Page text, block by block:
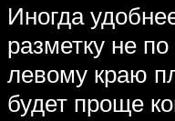
Иногда
разметку не
левому краю
будет проще